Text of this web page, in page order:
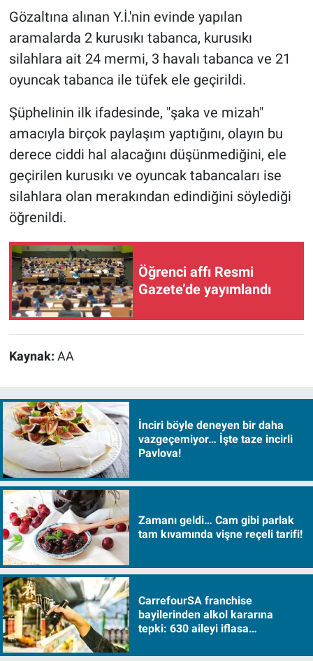
Gözaltına alınan Y.İ.'nin evinde yapılan
aramalarda 2 kurusıkı tabanca, kurusıkı
silahlara ait 24 mermi, 3 havalı tabanca ve 21
oyuncak tabanca ile tüfek ele geçirildi.
Şüphelinin ilk ifadesinde, "şaka ve mizah"
amacıyla birçok paylaşım yaptığını, olayın bu
derece ciddi hal alacağını düşünmediğini, ele
geçirilen kurusıkı ve oyuncak tabancaları ise
silahlara olan merakından edindiğini söylediği
öğrenildi.
Öğrenci affı Resmi
Gazete’de yayımlandı
Kaynak: AA
İnciri böyle deneyen bir daha
vazgeçemiyor… İşte taze incirli
Pavlova!
Zamanı geldi… Cam gibi parlak
tam kıvamında vişne reçeli tarifi!
CarrefourSA franchise
bayilerinden alkol kararına
tepki: 630 aileyi iflasa